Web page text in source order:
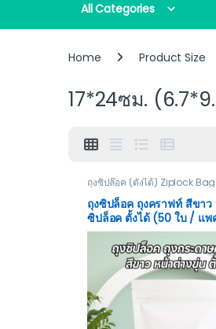
All Categories
Home Product Size
17*24ซม.
ถุงซิปล๊อค (ตั้งได้) Ziplock
ถุงซิปล็อค ถุงคราฟท์ สีขาว
ซิปล็อค ตั้งได้ (50 ใบ / แพ